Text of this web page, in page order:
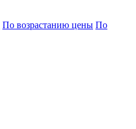
По возрастанию цены По